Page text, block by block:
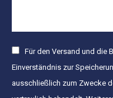
Für den Versand und die
Einverständnis zur
ausschließlich zum Zwecke